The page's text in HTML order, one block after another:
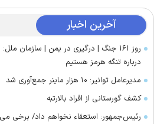
آخرین اخبار
روز ۱۶۱ جنگ | درگیری در یمن | سازمان
درباره تنگه هرمز هستیم
مدیرعامل توانیر: ۱۰ هزار ماینر جمع‌آوری شد
کشف گورستانی از افراد بالارتبه
رئیس‌جمهور: استعفاء نخواهم داد/ برخی